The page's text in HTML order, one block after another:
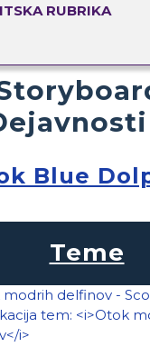
RUBRIKA
Blue
Teme